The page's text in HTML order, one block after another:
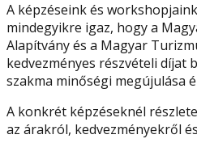
A képzéseink és
mindegyikre igaz, hogy a
Alapítvány és a Magyar
kedvezményes részvételi díjat
szakma minőségi megújulása
A konkrét képzéseknél
az árakról, kedvezményekről